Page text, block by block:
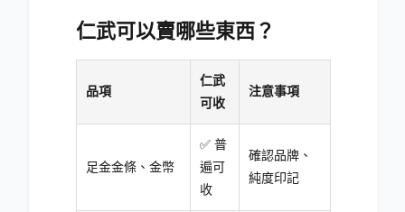
仁武可以賣哪些東西？
品項
仁武
可收
注意事項
足金金條、金幣
✅ 普
遍可
收
確認品牌、
純度印記